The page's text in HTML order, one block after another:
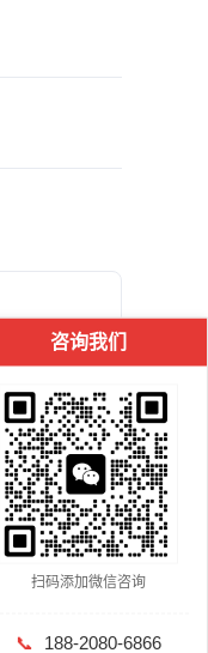
咨询我们
扫码添加微信咨询
📞 188-2080-6866